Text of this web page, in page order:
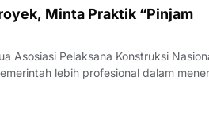
Minta Praktik “Pinjam
Asosiasi Pelaksana Konstruksi
lebih profesional dalam
Ronal saat diwawancarai